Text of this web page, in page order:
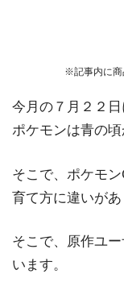
※記事内に商
今月の７月２２日
ポケモンは青の頃
そこで、ポケモ
育て方に違いがあ
そこで、原作ユ
います。